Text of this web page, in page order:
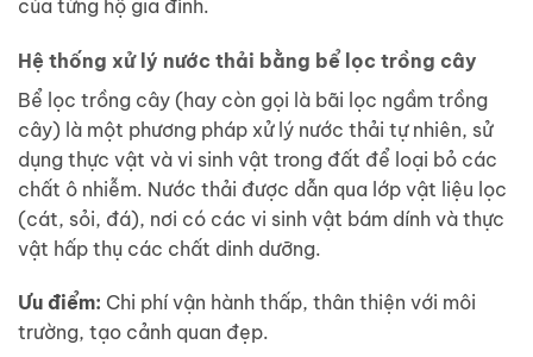
của từng hộ gia đình.
Hệ thống xử lý nước thải bằng bể lọc trồng cây
Bể lọc trồng cây (hay còn gọi là bãi lọc ngầm trồng
cây) là một phương pháp xử lý nước thải tự nhiên, sử
dụng thực vật và vi sinh vật trong đất để loại bỏ các
chất ô nhiễm. Nước thải được dẫn qua lớp vật liệu lọc
(cát, sỏi, đá), nơi có các vi sinh vật bám dính và thực
vật hấp thụ các chất dinh dưỡng.
Ưu điểm: Chi phí vận hành thấp, thân thiện với môi
trường, tạo cảnh quan đẹp.